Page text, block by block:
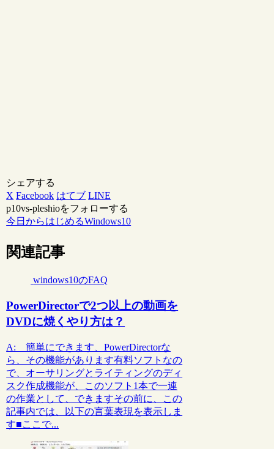
シェアする
X Facebook はてブ LINE
p10vs-pleshioをフォローする
今日からはじめるWindows10
関連記事
windows10のFAQ
PowerDirectorで2つ以上の動画を
DVDに焼くやり方は？
A: 簡単にできます、PowerDirectorな
ら、その機能があります有料ソフトなの
で、オーサリングとライティングのディ
スク作成機能が、このソフト1本で一連
の作業として、できますその前に、この
記事内では、以下の言葉表現を表示しま
す■ここで...